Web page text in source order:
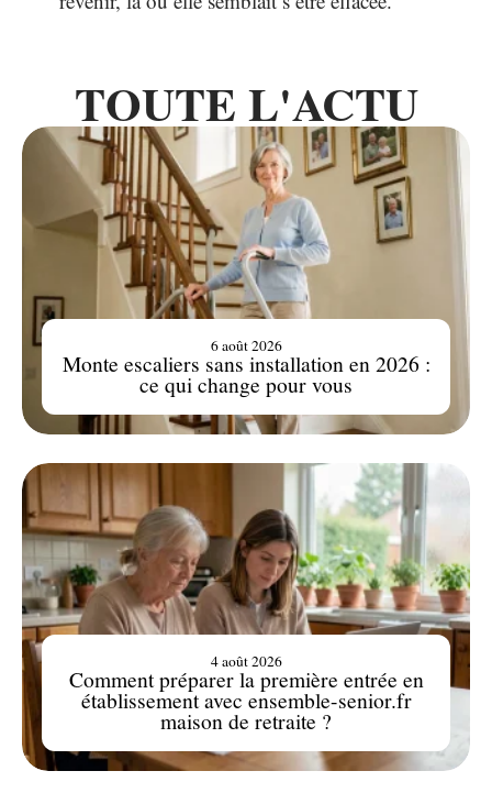
TOUTE L'ACTU
Monte escaliers sans installation en 2026 :
ce qui change pour vous
6 août 2026
Comment préparer la première entrée en
établissement avec ensemble-senior.fr
maison de retraite ?
4 août 2026